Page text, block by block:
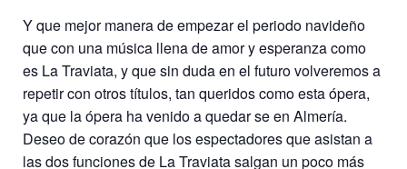
Y que mejor manera de empezar el periodo navideño
que con una música llena de amor y esperanza como
es La Traviata, y que sin duda en el futuro volveremos a
repetir con otros títulos, tan queridos como esta ópera,
ya que la ópera ha venido a quedar se en Almería.
Deseo de corazón que los espectadores que asistan a
las dos funciones de La Traviata salgan un poco más